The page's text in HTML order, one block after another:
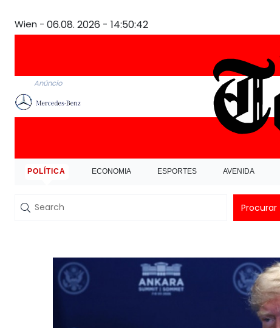
Wien - 06.08. 2026 - 14:50:43
Anúncio
POLÍTICA ECONOMIA ESPORTES AVENIDA
Procurar